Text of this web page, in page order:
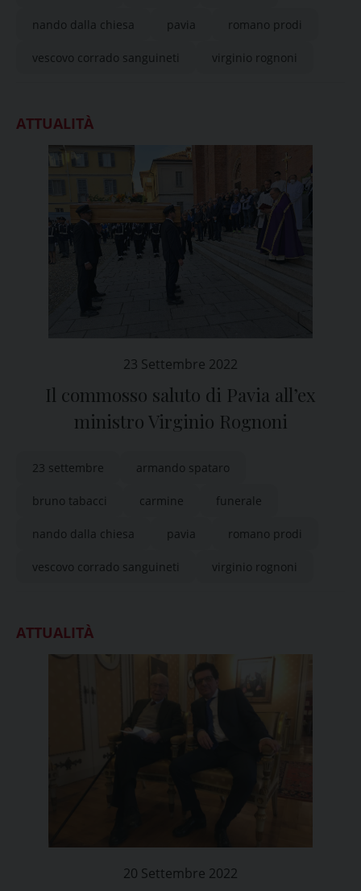
nando dalla chiesa pavia romano prodi
vescovo corrado sanguineti virginio rognoni
ATTUALITÀ
23 Settembre 2022
Il commosso saluto di Pavia all’ex
ministro Virginio Rognoni
23 settembre armando spataro
bruno tabacci carmine funerale
nando dalla chiesa pavia romano prodi
vescovo corrado sanguineti virginio rognoni
ATTUALITÀ
20 Settembre 2022